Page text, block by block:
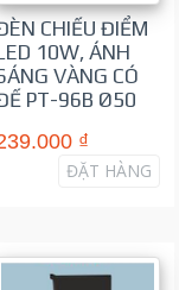
CHIẾU ĐIỂM
10W, ÁNH
VÀNG CÓ
PT-96B Ø50
₫
ĐẶT HÀNG